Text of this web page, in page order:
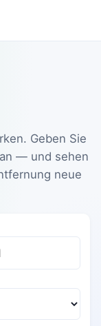
Geben Sie
— und sehen
neue